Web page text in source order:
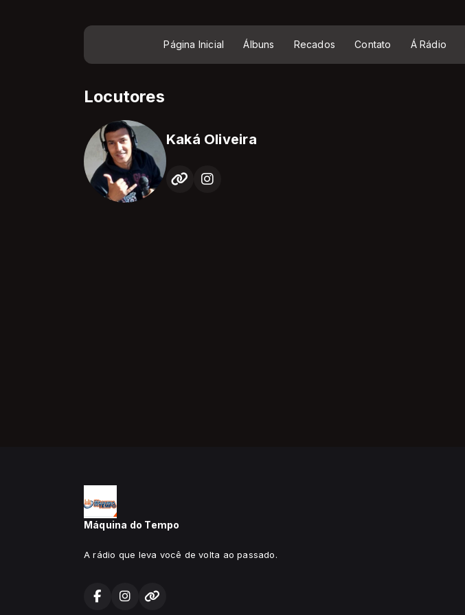
Página Inicial Álbuns Recados Contato Á Rádio
Locutores
Kaká Oliveira
Máquina do Tempo
A rádio que leva você de volta ao passado.